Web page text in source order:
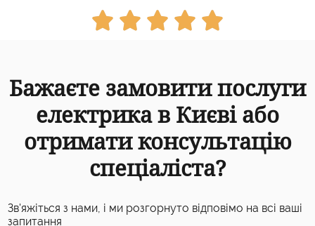
    
Бажаєте замовити послуги
електрика в Києві або
отримати консультацію
спеціаліста?
Зв'яжіться з нами, і ми розгорнуто відповімо на всі ваші
запитання